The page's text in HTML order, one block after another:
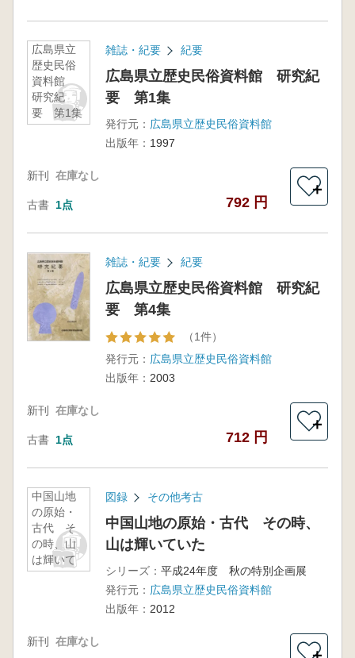
広島県立
歴史民俗
資料館
研究紀
要 第1集
雑誌・紀要 紀要
広島県立歴史民俗資料館 研究紀
要 第1集
発行元： 広島県立歴史民俗資料館
出版年： 1997
新刊 在庫なし
古書 1点 792 円
＋
雑誌・紀要 紀要
広島県立歴史民俗資料館 研究紀
要 第4集
（1件）
発行元： 広島県立歴史民俗資料館
出版年： 2003
新刊 在庫なし
古書 1点 712 円
＋
中国山地
の原始・
古代 そ
の時、山
は輝いて
いた
図録 その他考古
中国山地の原始・古代 その時、
山は輝いていた
シリーズ： 平成24年度 秋の特別企画展
発行元： 広島県立歴史民俗資料館
出版年： 2012
新刊 在庫なし